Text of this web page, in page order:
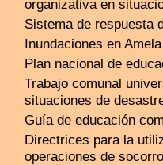
organizativa en
Sistema de respuesta
Inundaciones en
Plan nacional de
Trabajo comunal
situaciones de
Guía de educación
Directrices para la
operaciones de